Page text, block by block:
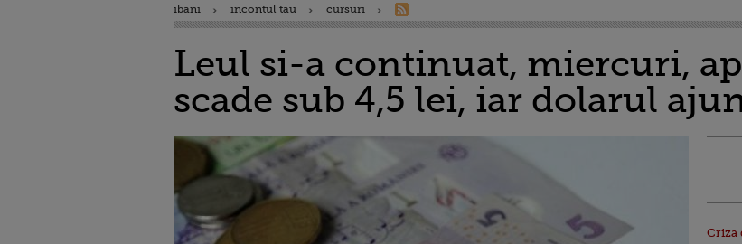
ibani incontul tau cursuri
Leul si-a continuat, miercuri,
scade sub 4,5 lei, iar dolarul
Criza